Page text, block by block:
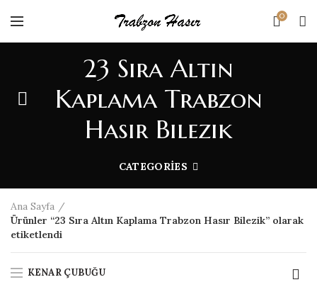
0
23 Sıra Altın
Kaplama Trabzon
Hasır Bilezik
CATEGORIES
Ana Sayfa
Ürünler “23 Sıra Altın Kaplama Trabzon Hasır Bilezik” olarak
etiketlendi
KENAR ÇUBUĞU